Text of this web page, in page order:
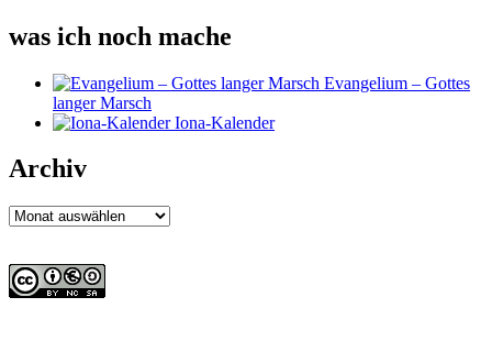
was ich noch mache
Evangelium – Gottes
langer Marsch
Iona-Kalender
Archiv
Archiv